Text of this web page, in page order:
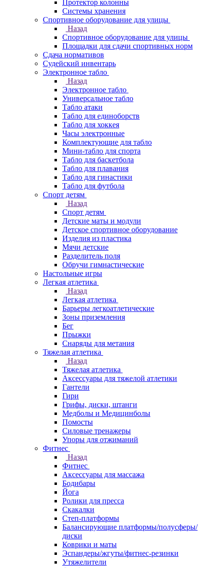
Протектор колонны
Системы хранения
Спортивное оборудование для улицы
Назад
Спортивное оборудование для улицы
Площадки для сдачи спортивных норм
Сдача нормативов
Судейский инвентарь
Электронное табло
Назад
Электронное табло
Универсальное табло
Табло атаки
Табло для единоборств
Табло для хоккея
Часы электронные
Комплектующие для табло
Мини-табло для спорта
Табло для баскетбола
Табло для плавания
Табло для гинастики
Табло для футбола
Спорт детям
Назад
Спорт детям
Детские маты и модули
Детское спортивное оборудование
Изделия из пластика
Мячи детские
Разделитель поля
Обручи гимнастические
Настольные игры
Легкая атлетика
Назад
Легкая атлетика
Барьеры легкоатлетические
Зоны приземления
Бег
Прыжки
Снаряды для метания
Тяжелая атлетика
Назад
Тяжелая атлетика
Аксессуары для тяжелой атлетики
Гантели
Гири
Грифы, диски, штанги
Медболы и Медицинболы
Помосты
Силовые тренажеры
Упоры для отжиманий
Фитнес
Назад
Фитнес
Аксессуары для массажа
Бодибары
Йога
Ролики для пресса
Скакалки
Степ-платформы
Балансирующие платформы/полусферы/
диски
Коврики и маты
Эспандеры/жгуты/фитнес-резинки
Утяжелители